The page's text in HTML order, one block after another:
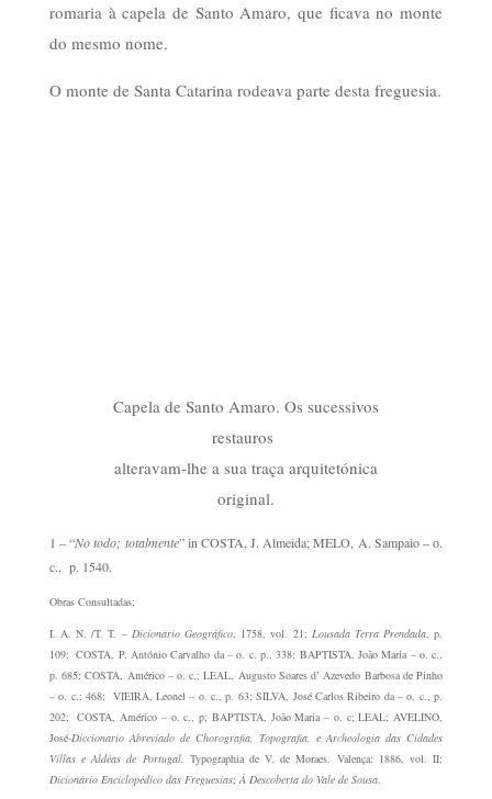
romaria à capela de Santo Amaro, que ficava no monte
do mesmo nome.
O monte de Santa Catarina rodeava parte desta freguesia.
Capela de Santo Amaro. Os sucessivos
restauros
alteravam-lhe a sua traça arquitetónica
original.
1 – “No todo; totalmente” in COSTA, J. Almeida; MELO, A. Sampaio – o.
c., p. 1540.
Obras Consultadas:
I. A. N. /T. T. – Dicionário Geográfico, 1758, vol. 21; Lousada Terra Prendada, p.
109; COSTA, P. António Carvalho da – o. c. p., 338; BAPTISTA, João Maria – o. c.,
p. 685; COSTA, Américo – o. c.; LEAL, Augusto Soares d’ Azevedo Barbosa de Pinho
– o. c.; 468; VIEIRA, Leonel – o. c., p. 63; SILVA, José Carlos Ribeiro da – o. c., p.
202; COSTA, Américo – o. c., p; BAPTISTA, João Maria – o. c; LEAL; AVELINO,
José-Diccionario Abreviado de Chorografia, Topografia, e Archeologia das Cidades
Villas e Aldêas de Portugal. Typographia de V. de Moraes. Valença: 1886, vol. II;
Dicionário Enciclopédico das Freguesias;À Descoberta do Vale de Sousa.